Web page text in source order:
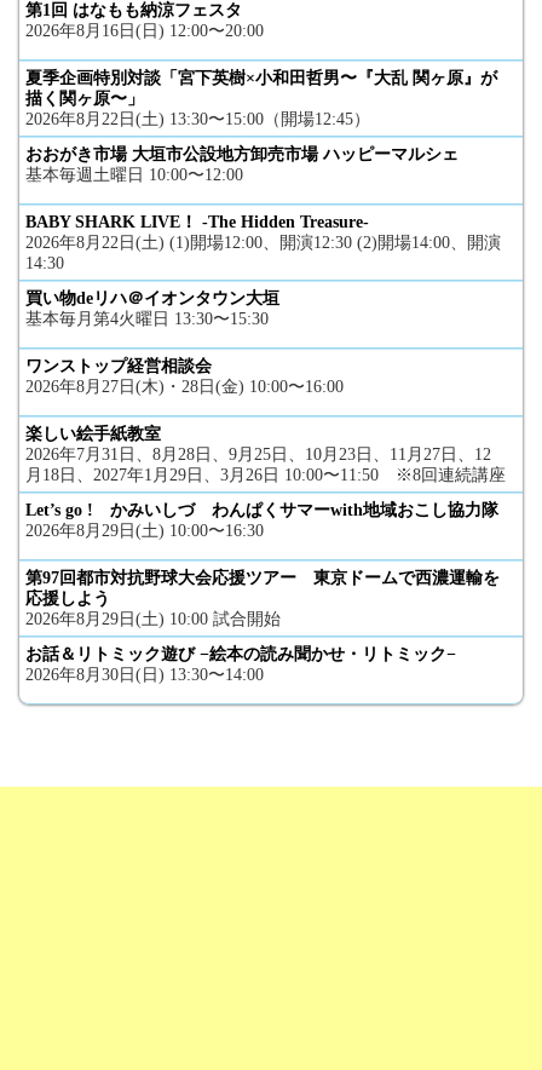
第1回 はなもも納涼フェスタ
2026年8月16日(日) 12:00〜20:00
夏季企画特別対談「宮下英樹×小和田哲男〜『大乱 関ヶ原』が
描く関ヶ原〜」
2026年8月22日(土) 13:30〜15:00（開場12:45）
おおがき市場 大垣市公設地方卸売市場 ハッピーマルシェ
基本毎週土曜日 10:00〜12:00
BABY SHARK LIVE！ -The Hidden Treasure-
2026年8月22日(土) (1)開場12:00、開演12:30 (2)開場14:00、開演
14:30
買い物deリハ＠イオンタウン大垣
基本毎月第4火曜日 13:30〜15:30
ワンストップ経営相談会
2026年8月27日(木)・28日(金) 10:00〜16:00
楽しい絵手紙教室
2026年7月31日、8月28日、9月25日、10月23日、11月27日、12
月18日、2027年1月29日、3月26日 10:00〜11:50 ※8回連続講座
Let’s go ! かみいしづ わんぱくサマーwith地域おこし協力隊
2026年8月29日(土) 10:00〜16:30
第97回都市対抗野球大会応援ツアー 東京ドームで西濃運輸を
応援しよう
2026年8月29日(土) 10:00 試合開始
お話＆リトミック遊び −絵本の読み聞かせ・リトミック−
2026年8月30日(日) 13:30〜14:00